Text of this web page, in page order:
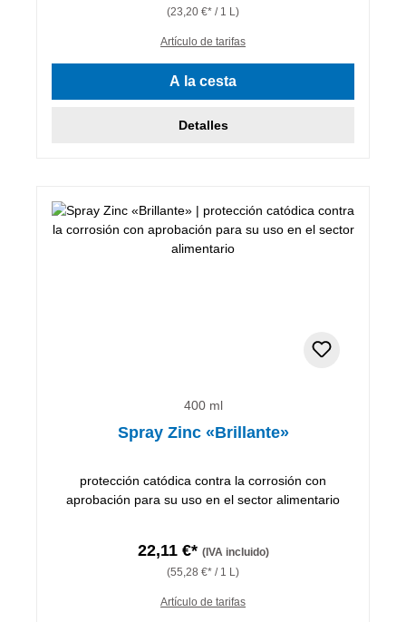
(23,20 €* / 1 L)
Artículo de tarifas
A la cesta
Detalles
400 ml
Spray Zinc «Brillante»
protección catódica contra la corrosión con
aprobación para su uso en el sector alimentario
22,11 €* (IVA incluido)
(55,28 €* / 1 L)
Artículo de tarifas